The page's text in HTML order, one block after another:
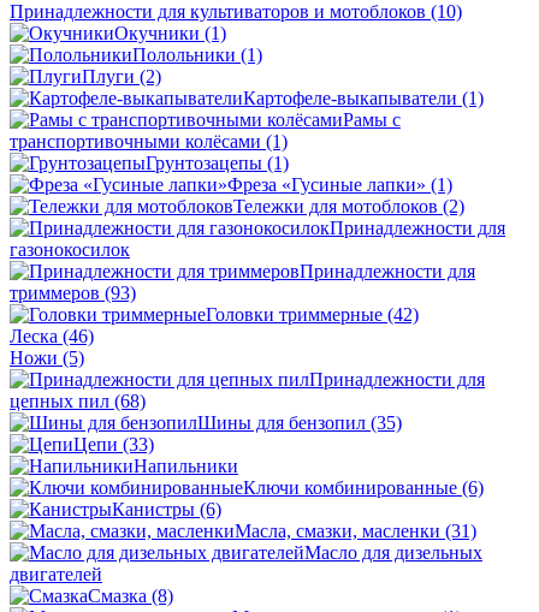
Принадлежности для культиваторов и мотоблоков (10)
Окучники (1)
Полольники (1)
Плуги (2)
Картофеле-выкапыватели (1)
Рамы с
транспортивочными колёсами (1)
Грунтозацепы (1)
Фреза «Гусиные лапки» (1)
Тележки для мотоблоков (2)
Принадлежности для
газонокосилок
Принадлежности для
триммеров (93)
Головки триммерные (42)
Леска (46)
Ножи (5)
Принадлежности для
цепных пил (68)
Шины для бензопил (35)
Цепи (33)
Напильники
Ключи комбинированные (6)
Канистры (6)
Масла, смазки, масленки (31)
Масло для дизельных
двигателей
Смазка (8)